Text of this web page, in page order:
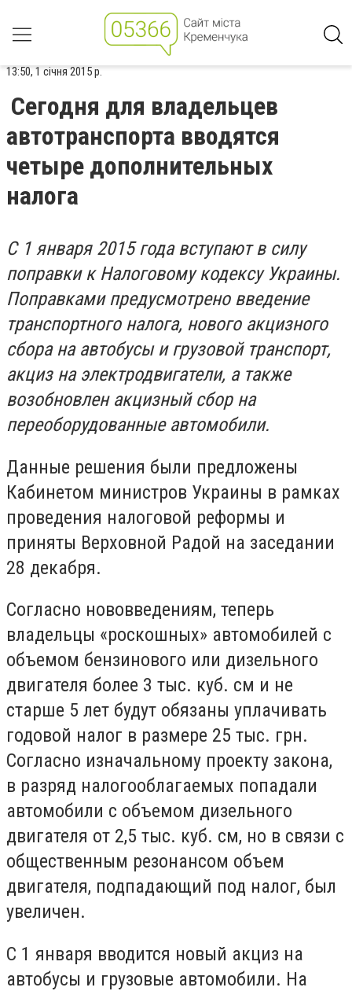
13:50, 1 січня 2015 р.
Сегодня для владельцев
автотранспорта вводятся
четыре дополнительных
налога
С 1 января 2015 года вступают в силу
поправки к Налоговому кодексу Украины.
Поправками предусмотрено введение
транспортного налога, нового акцизного
сбора на автобусы и грузовой транспорт,
акциз на электродвигатели, а также
возобновлен акцизный сбор на
переоборудованные автомобили.
Данные решения были предложены
Кабинетом министров Украины в рамках
проведения налоговой реформы и
приняты Верховной Радой на заседании
28 декабря.
Согласно нововведениям, теперь
владельцы «роскошных» автомобилей с
объемом бензинового или дизельного
двигателя более 3 тыс. куб. см и не
старше 5 лет будут обязаны уплачивать
годовой налог в размере 25 тыс. грн.
Согласно изначальному проекту закона,
в разряд налогооблагаемых попадали
автомобили с объемом дизельного
двигателя от 2,5 тыс. куб. см, но в связи с
общественным резонансом объем
двигателя, подпадающий под налог, был
увеличен.
С 1 января вводится новый акциз на
автобусы и грузовые автомобили. На